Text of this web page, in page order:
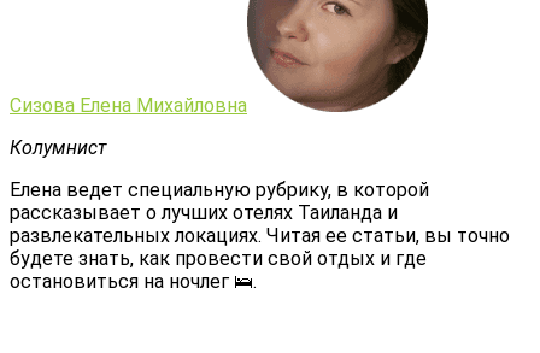
Сизова Елена Михайловна
Колумнист
Елена ведет специальную рубрику, в которой
рассказывает о лучших отелях Таиланда и
развлекательных локациях. Читая ее статьи, вы точно
будете знать, как провести свой отдых и где
остановиться на ночлег 🛌.